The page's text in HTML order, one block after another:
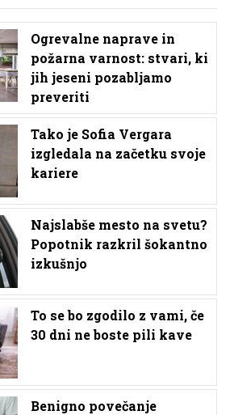
Ogrevalne naprave in
požarna varnost: stvari, ki
jih jeseni pozabljamo
preveriti
Tako je Sofia Vergara
izgledala na začetku svoje
kariere
Najslabše mesto na svetu?
Popotnik razkril šokantno
izkušnjo
To se bo zgodilo z vami, če
30 dni ne boste pili kave
Benigno povečanje